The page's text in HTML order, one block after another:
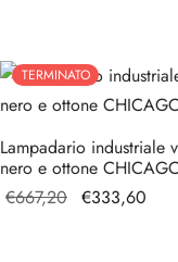
TERMINATO
Lampadario industriale
nero e ottone
€667,20 Il prezzo
€333,60